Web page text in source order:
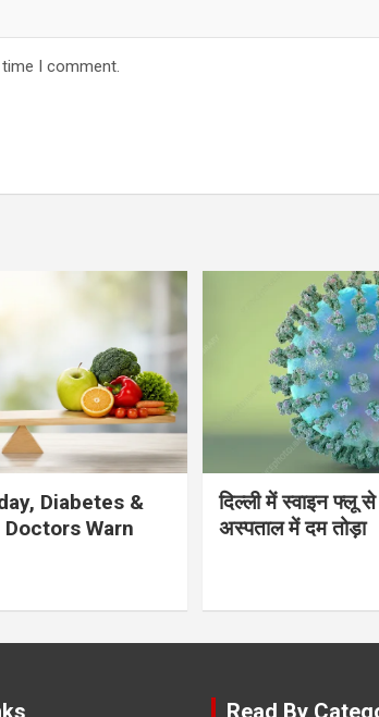
I comment.
Diabetes &
Warn
दिल्ली में स्वाइन फ्लू
अस्पताल में दम तोड़ा
Read By